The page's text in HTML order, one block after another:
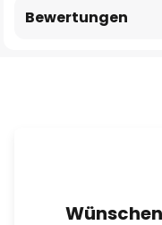
Bewertungen